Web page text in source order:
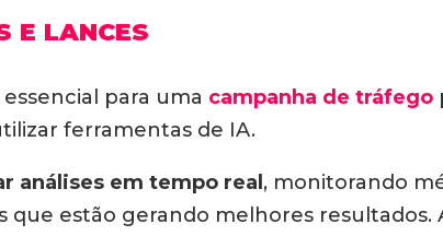
E LANCES
para uma campanha de tráfego
ferramentas de IA.
análises em tempo real , monitorando
que estão gerando melhores